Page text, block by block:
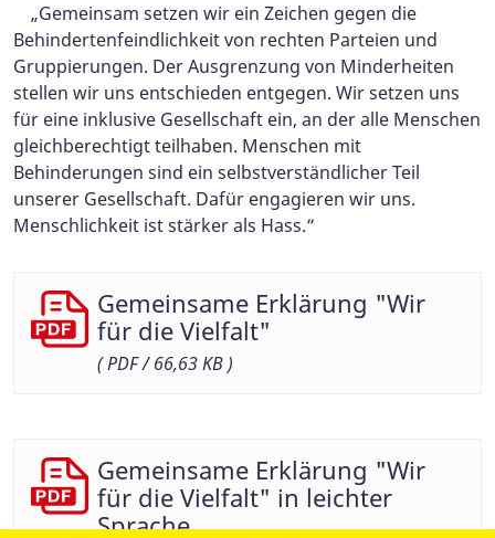
„Gemeinsam setzen wir ein Zeichen gegen die
Behindertenfeindlichkeit von rechten Parteien und
Gruppierungen. Der Ausgrenzung von Minderheiten
stellen wir uns entschieden entgegen. Wir setzen uns
für eine inklusive Gesellschaft ein, an der alle Menschen
gleichberechtigt teilhaben. Menschen mit
Behinderungen sind ein selbstverständlicher Teil
unserer Gesellschaft. Dafür engagieren wir uns.
Menschlichkeit ist stärker als Hass.“
Gemeinsame Erklärung "Wir
für die Vielfalt"
( PDF / 66,63 KB )
Gemeinsame Erklärung "Wir
für die Vielfalt" in leichter
Sprache